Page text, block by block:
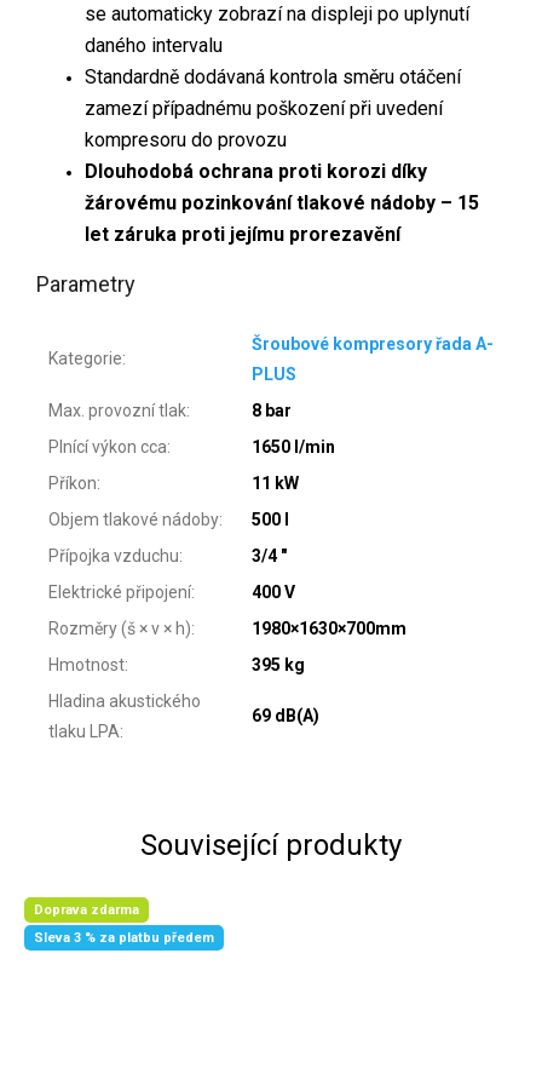
se automaticky zobrazí na displeji po uplynutí
daného intervalu
Standardně dodávaná kontrola směru otáčení
zamezí případnému poškození při uvedení
kompresoru do provozu
Dlouhodobá ochrana proti korozi díky
žárovému pozinkování tlakové nádoby – 15
let záruka proti jejímu prorezavění
Parametry
Kategorie:
Šroubové kompresory řada A-
PLUS
Max. provozní tlak:
8 bar
Plnící výkon cca:
1650 l/min
Příkon:
11 kW
Objem tlakové nádoby:
500 l
Přípojka vzduchu:
3/4 "
Elektrické připojení:
400 V
Rozměry (š × v × h):
1980×1630×700mm
Hmotnost:
395 kg
Hladina akustického
tlaku LPA:
69 dB(A)
Související produkty
Doprava zdarma
Sleva 3 % za platbu předem